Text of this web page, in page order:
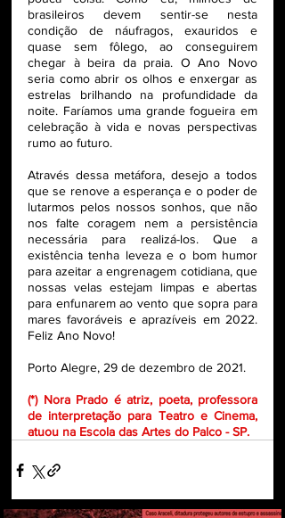
brasileiros devem sentir-se nesta
condição de náufragos, exauridos e
quase sem fôlego, ao conseguirem
chegar à beira da praia. O Ano Novo
seria como abrir os olhos e enxergar as
estrelas brilhando na profundidade da
noite. Faríamos uma grande fogueira em
celebração à vida e novas perspectivas
rumo ao futuro.
Através dessa metáfora, desejo a todos
que se renove a esperança e o poder de
lutarmos pelos nossos sonhos, que não
nos falte coragem nem a persistência
necessária para realizá-los. Que a
existência tenha leveza e o bom humor
para azeitar a engrenagem cotidiana, que
nossas velas estejam limpas e abertas
para enfunarem ao vento que sopra para
mares favoráveis e aprazíveis em 2022.
Feliz Ano Novo!
Porto Alegre, 29 de dezembro de 2021.
(*) Nora Prado é atriz, poeta, professora
de interpretação para Teatro e Cinema,
atuou na Escola das Artes do Palco - SP.